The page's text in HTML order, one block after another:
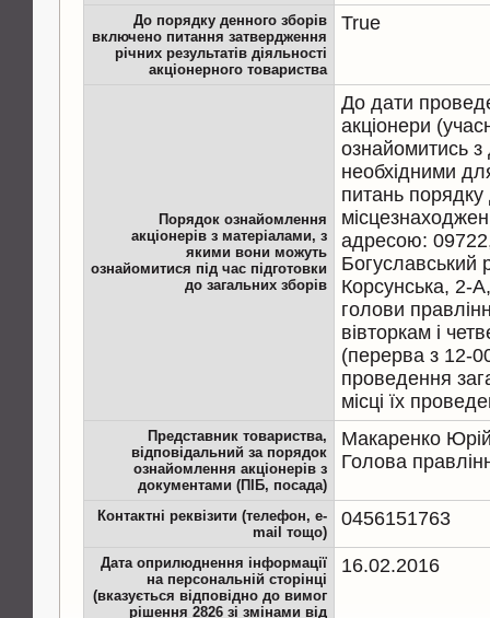
До порядку денного зборів
включено питання затвердження
річних результатів діяльності
акціонерного товариства
True
Порядок ознайомлення
акціонерів з матеріалами, з
якими вони можуть
ознайомитися під час підготовки
до загальних зборів
До дати
акціонери
ознайомитись
необхідними
питань порядку
адресою:
Богуславський
Корсунська, 2-
голови
вівторкам і
(перерва з 12-
проведення
місці їх
Представник товариства,
відповідальний за порядок
ознайомлення акціонерів з
документами (ПІБ, посада)
Макаренко
Голова
Контактні реквізити (телефон, e-
mail тощо)
0456151763
Дата оприлюднення інформації
на персональній сторінці
(вказується відповідно до вимог
рішення 2826 зі змінами від
16.02.2016